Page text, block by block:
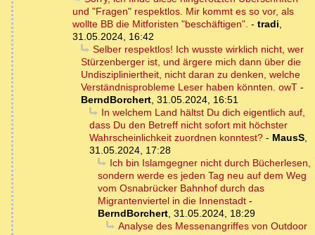
und "Fragen" respektlos. Mir kommt es so vor, als
wollte BB die Mitforisten "beschäftigen". - tradi,
31.05.2024, 16:42
Selber respektlos! Ich wusste wirklich nicht, wer
Stürzenberger ist, und ärgere mich dann über die
Undiszipliniertheit, nicht daran zu denken, welche
Verständnisprobleme Leser haben könnten. owT -
BerndBorchert, 31.05.2024, 16:51
In welchem Land hältst Du dich eigentlich auf,
dass Du den Betreff nicht sofort mit höchster
Wahrscheinlichkeit zuordnen konntest? - MausS,
31.05.2024, 17:28
Ich bin Islamgegner nicht durch Bücherlesen,
sondern werde es jeden Tag neu auf dem Weg
vom Osnabrücker Bahnhof durch das
Migrantenviertel in die Innenstadt -
BerndBorchert, 31.05.2024, 18:29
Analyse des Messenangriffes von Outdoor